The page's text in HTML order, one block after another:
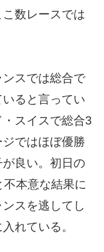
数レースでは
スでは総合で
ると言ってい
スイスで総合3
ではほぼ優勝
良い。初日の
本意な結果に
スを逃してし
れている。